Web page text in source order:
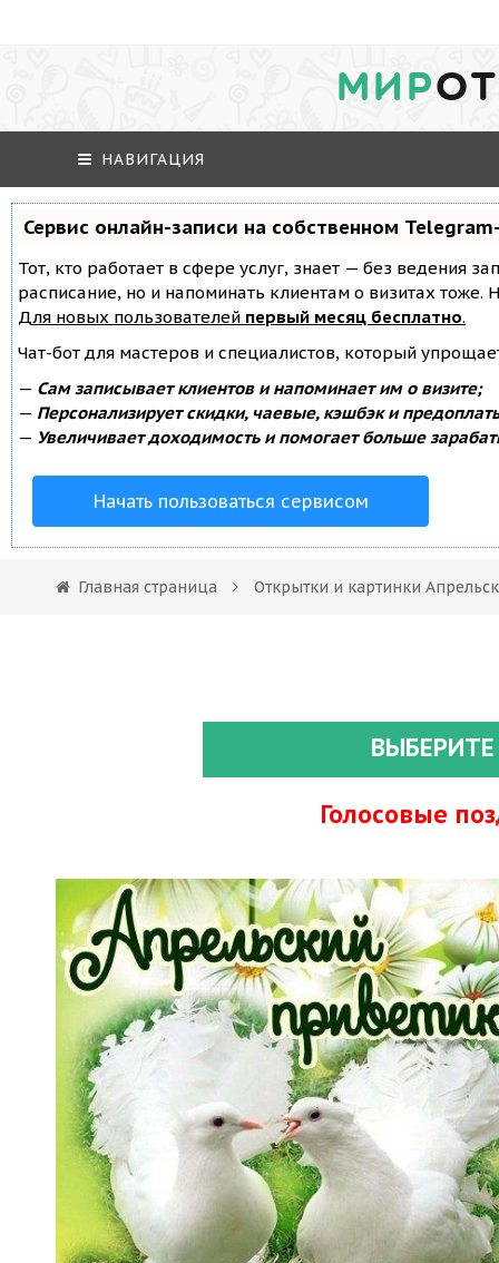
МИР
НАВИГАЦИЯ
Сервис онлайн-записи на собственном
Тот, кто работает в сфере услуг, знает — без ведения
расписание, но и напоминать клиентам о визитах
Для новых пользователей первый месяц бесплатно.
Чат-бот для мастеров и специалистов, который
— Сам записывает клиентов и напоминает им о визите;
— Персонализирует скидки, чаевые, кэшбэк и
— Увеличивает доходимость и помогает больше
Начать пользоваться сервисом
Главная страница Открытки и картинки
Голосовые